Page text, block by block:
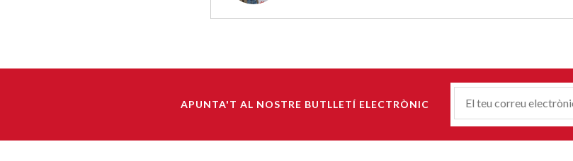
APUNTA'T AL NOSTRE BUTLLETÍ ELECTRÒNIC
Correu-